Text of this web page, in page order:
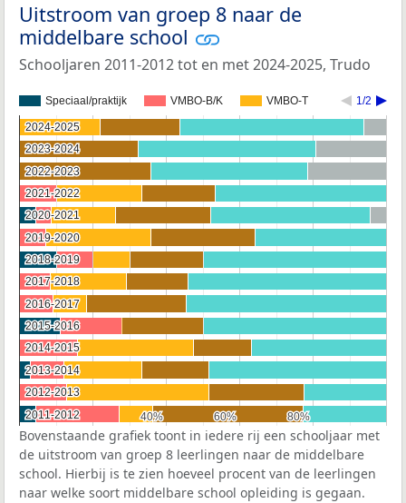
Uitstroom van groep 8 naar de
middelbare school
Schooljaren 2011-2012 tot en met 2024-2025, Trudo
Speciaal/praktijk VMBO-B/K VMBO-T 1/2
40%
40% 60%
60% 80%
80%
2024-2025
2024-2025
2023-2024
2023-2024
2022-2023
2022-2023
2021-2022
2021-2022
2020-2021
2020-2021
2019-2020
2019-2020
2018-2019
2018-2019
2017-2018
2017-2018
2016-2017
2016-2017
2015-2016
2015-2016
2014-2015
2014-2015
2013-2014
2013-2014
2012-2013
2012-2013
2011-2012
2011-2012
Bovenstaande grafiek toont in iedere rij een schooljaar met
de uitstroom van groep 8 leerlingen naar de middelbare
school. Hierbij is te zien hoeveel procent van de leerlingen
naar welke soort middelbare school opleiding is gegaan.